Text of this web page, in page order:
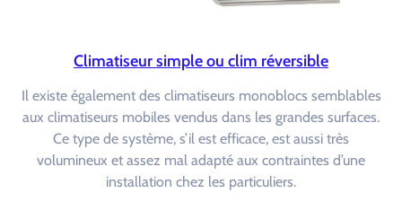
Climatiseur simple ou clim réversible
Il existe également des climatiseurs monoblocs semblables
aux climatiseurs mobiles vendus dans les grandes surfaces.
Ce type de système, s’il est efficace, est aussi très
volumineux et assez mal adapté aux contraintes d’une
installation chez les particuliers.